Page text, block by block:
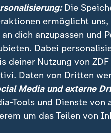
hatte die Flucht
saß, verlor sein
versetzt und
neue war auch ein
und auch der Heimat.
hat er seine
Die
ermöglicht
an dich anzupassen und
Dabei
deiner Nutzung von
Daten von Dritten
Media und externe
Tools und Dienste von
um das Teilen von